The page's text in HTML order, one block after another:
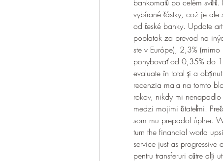
bankomatů po celém
vybírané částky, což je ale
od české banky. Update
poplatok za prevod na
ste v Európe), 2,3%
pohybovať od 0,35% do
evaluate în total și a
recenzia mala na tomto
rokov, nikdy mi nenapadlo
medzi mojimi čitateľmi.
som mu prepadol úplne.
turn the financial world
service just as progressive
pentru transferuri către alți